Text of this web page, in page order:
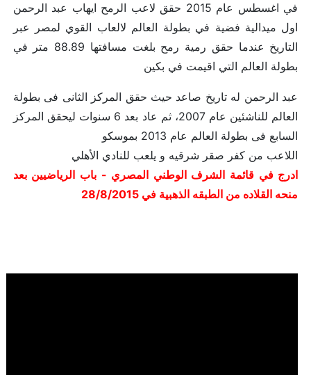
في اغسطس عام 2015 حقق لاعب الرمح ايهاب عبد الرحمن
اول ميدالية فضية في بطولة العالم لالعاب القوي لمصر عبر
التاريخ عندما حقق رمية رمح بلغت مسافتها 88.89 متر في
بطولة العالم التي اقيمت في بكين
عبد الرحمن له تاريخ صاعد حيث حقق المركز الثانى فى بطولة
العالم للناشئين عام 2007، ثم عاد بعد 6 سنوات ليحقق المركز
السابع فى بطولة العالم عام 2013 بموسكو
اللاعب من كفر صقر شرقيه و يلعب للنادي الأهلي
ادرج في قائمة الشرف الوطني المصري - باب الرياضيين بعد
منحه القلاده من الطبقه الذهبية في 28/8/2015